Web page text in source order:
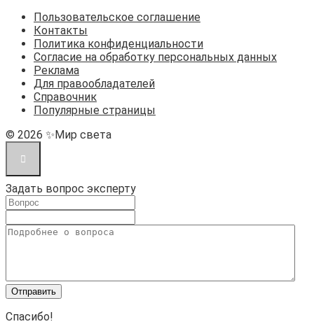
Пользовательское соглашение
Контакты
Политика конфиденциальности
Согласие на обработку персональных данных
Реклама
Для правообладателей
Справочник
Популярные страницы
© 2026 ✨Мир света
Задать вопрос эксперту
Спасибо!